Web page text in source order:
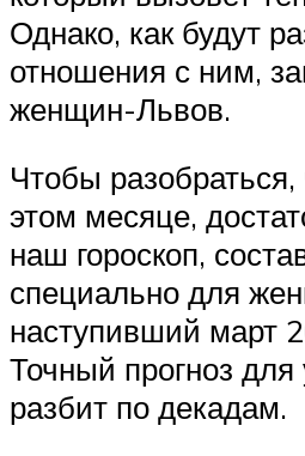
Однако, как будут
отношения с ним,
женщин-Львов.
Чтобы разобраться,
этом месяце,
наш гороскоп,
специально для
наступивший март
Точный прогноз для
разбит по декадам.